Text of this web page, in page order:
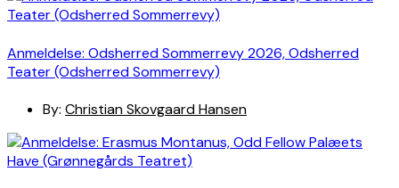
Anmeldelse: Odsherred Sommerrevy 2026, Odsherred
Teater (Odsherred Sommerrevy)
By: Christian Skovgaard Hansen